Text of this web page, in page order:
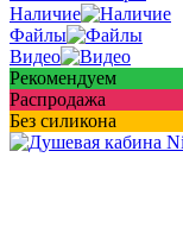
Наличие
Файлы
Видео
Рекомендуем
Распродажа
Без силикона